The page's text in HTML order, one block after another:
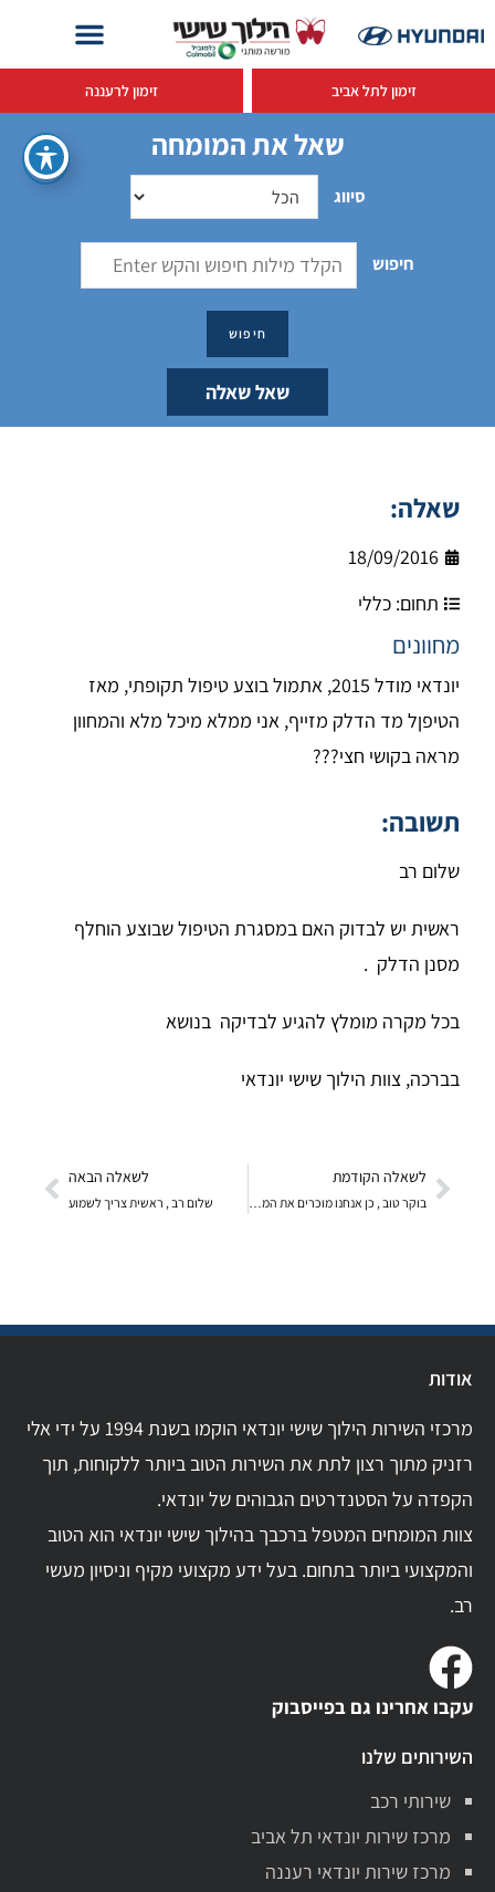
זימון לתל אביב זימון לרעננה
שאל את המומחה
סיווג
חיפוש
שאל שאלה
שאלה:
18/09/2016
תחום: כללי
מחוונים
יונדאי מודל 2015, אתמול בוצע טיפול תקופתי, מאז
הטיפןל מד הדלק מזייף, אני ממלא מיכל מלא והמחוון
מראה בקושי חצי???
תשובה:
שלום רב
ראשית יש לבדוק האם במסגרת הטיפול שבוצע הוחלף
מסנן הדלק .
בכל מקרה מומלץ להגיע לבדיקה בנושא
בברכה, צוות הילוך שישי יונדאי
לשאלה הקודמת לשאלה הבאה
שלום רב , ראשית צריך לשמוע
אודות
מרכזי השירות הילוך שישי יונדאי הוקמו בשנת 1994 על ידי אלי
רזניק מתוך רצון לתת את השירות הטוב ביותר ללקוחות, תוך
הקפדה על הסטנדרטים הגבוהים של יונדאי.
צוות המומחים המטפל ברכבך בהילוך שישי יונדאי הוא הטוב
והמקצועי ביותר בתחום. בעל ידע מקצועי מקיף וניסיון מעשי
רב.
עקבו אחרינו גם בפייסבוק
השירותים שלנו
שירותי רכב
מרכז שירות יונדאי תל אביב
מרכז שירות יונדאי רעננה